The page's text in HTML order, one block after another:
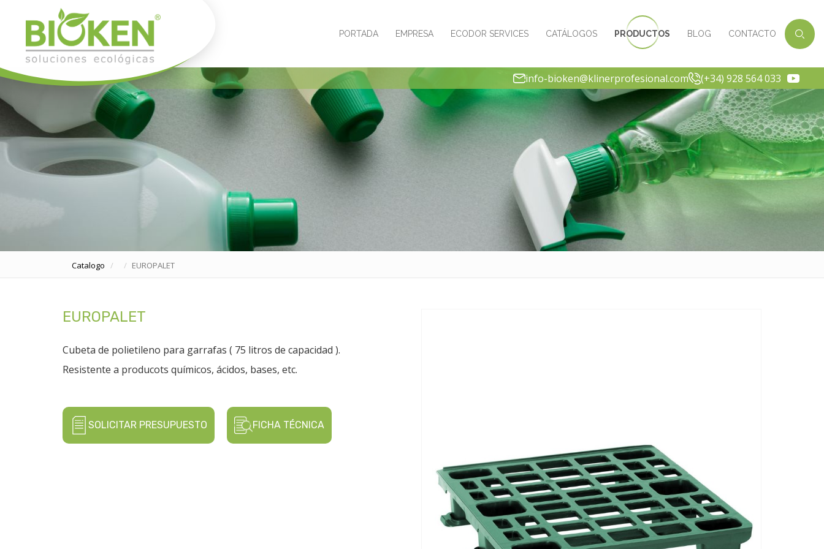
PORTADA EMPRESA ECODOR SERVICES CATÁLOGOS PRODUCTOS BLOG CONTACTO
info-bioken@klinerprofesional.com (+34) 928 564 033
Catalogo EUROPALET
EUROPALET
Cubeta de polietileno para garrafas ( 75 litros de capacidad ).
Resistente a producots químicos, ácidos, bases, etc.
SOLICITAR PRESUPUESTO FICHA TÉCNICA